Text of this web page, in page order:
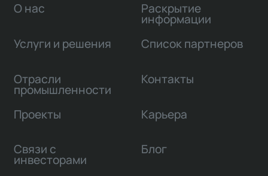
О нас
Услуги и решения
Отрасли
промышленности
Проекты
Связи с
инвесторами
Раскрытие
информации
Список партнеров
Контакты
Карьера
Блог